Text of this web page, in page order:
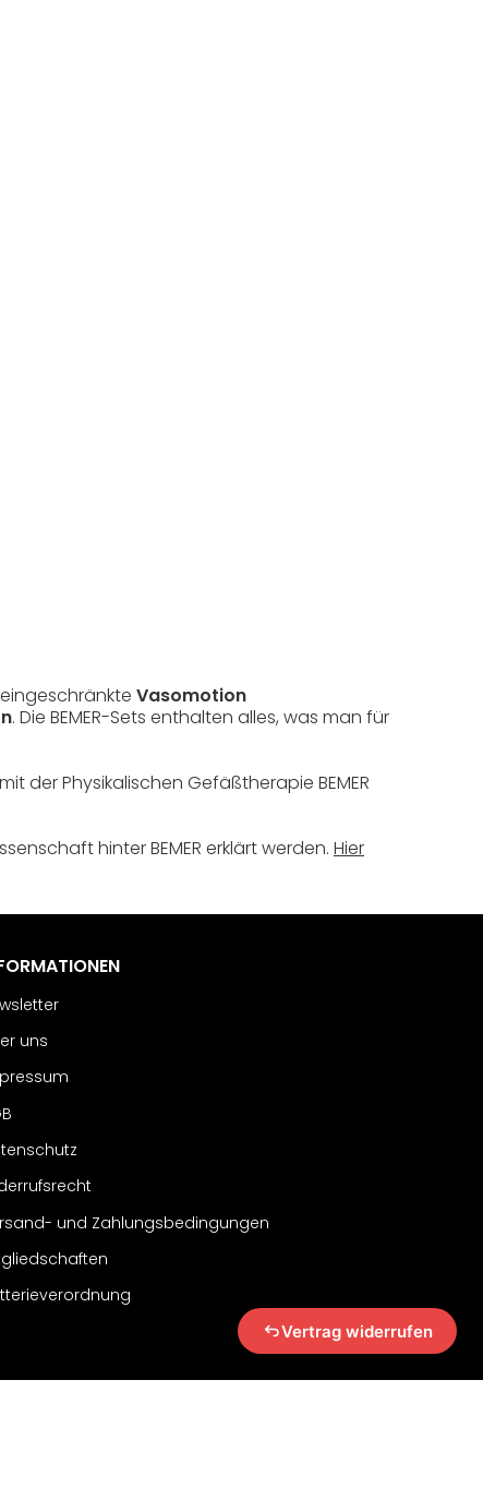
Vasomotion
. Die BEMER-Sets enthalten alles, was man für
der Physikalischen Gefäßtherapie BEMER
hinter BEMER erklärt werden. Hier
uns
und Zahlungsbedingungen
Vertrag widerrufen